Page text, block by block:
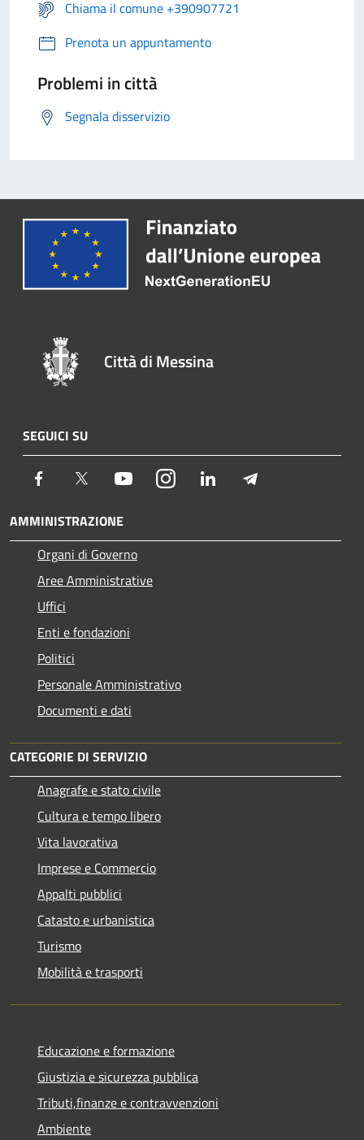
Chiama il comune +390907721
Prenota un appuntamento
Problemi in città
Segnala disservizio
Città di Messina
SEGUICI SU
Facebook Twitter YoutubeInstagram LinkedIn
AMMINISTRAZIONE
Organi di Governo
Aree Amministrative
Uffici
Enti e fondazioni
Politici
Personale Amministrativo
Documenti e dati
CATEGORIE DI SERVIZIO
Anagrafe e stato civile
Cultura e tempo libero
Vita lavorativa
Imprese e Commercio
Appalti pubblici
Catasto e urbanistica
Turismo
Mobilità e trasporti
Educazione e formazione
Giustizia e sicurezza pubblica
Tributi,finanze e contravvenzioni
Ambiente